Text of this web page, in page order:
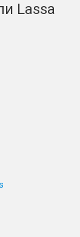
Lassa